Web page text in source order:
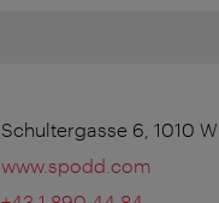
Schultergasse 6, 1010
www.spodd.com